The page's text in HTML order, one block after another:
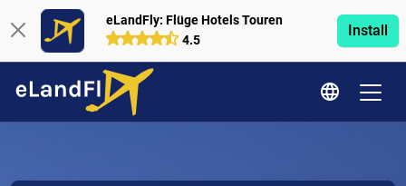
eLandFly: Flüge Hotels Touren
4.5
Install